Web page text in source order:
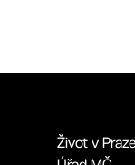
Život v